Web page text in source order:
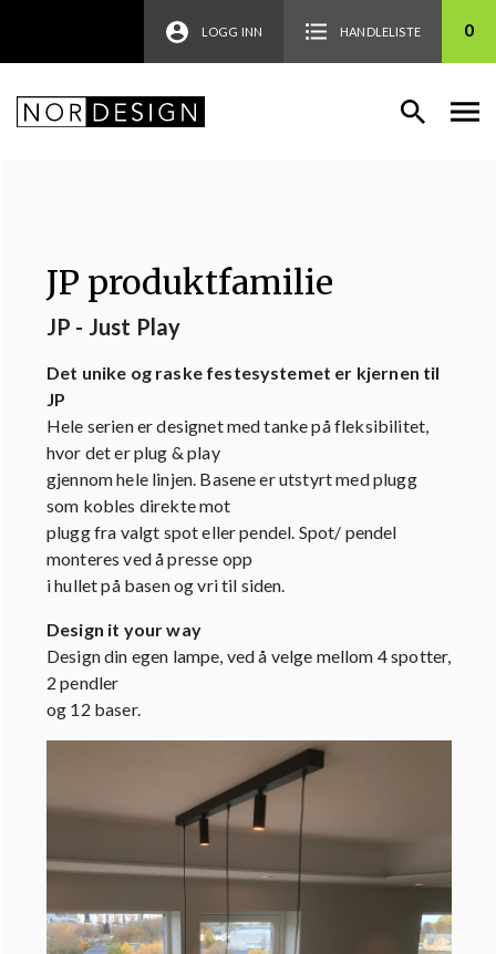
LOGG INN HANDLELISTE 0
JP produktfamilie
JP - Just Play
Det unike og raske festesystemet er kjernen til
JP
Hele serien er designet med tanke på fleksibilitet,
hvor det er plug & play
gjennom hele linjen. Basene er utstyrt med plugg
som kobles direkte mot
plugg fra valgt spot eller pendel. Spot/ pendel
monteres ved å presse opp
i hullet på basen og vri til siden.
Design it your way
Design din egen lampe, ved å velge mellom 4 spotter,
2 pendler
og 12 baser.